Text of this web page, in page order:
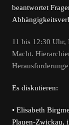
beantwortet
11 bis 12:30 Uhr,
Macht.
Es diskutieren:
• Elisabeth
Plauen-Zwickau,